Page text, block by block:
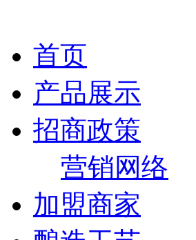
首页
产品展示
招商政策
营销网络
加盟商家